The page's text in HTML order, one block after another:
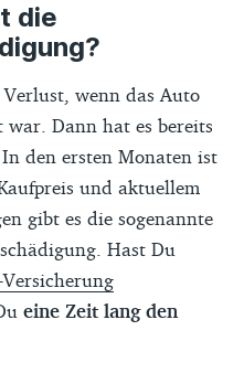
die
wenn das Auto
Dann hat es bereits
den ersten Monaten ist
und aktuellem
gibt es die sogenannte
Hast Du
Versicherung
eine Zeit lang den